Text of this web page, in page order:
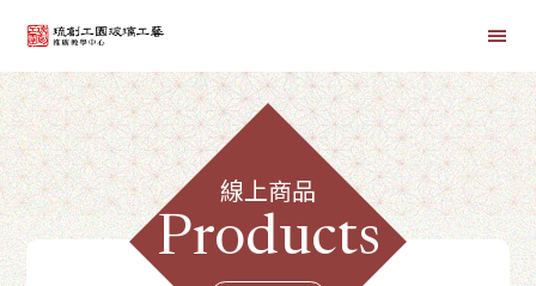
首頁
線上課程
線上商品
Products